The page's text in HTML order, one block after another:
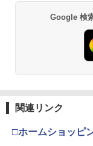
Google 検
関連リンク
□ホームショッピ